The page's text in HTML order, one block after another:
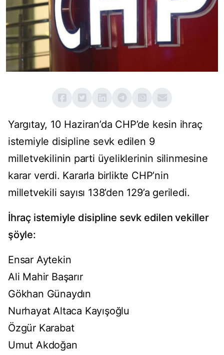
Yargıtay, 10 Haziran’da CHP’de kesin ihraç
istemiyle disipline sevk edilen 9
milletvekilinin parti üyeliklerinin silinmesine
karar verdi. Kararla birlikte CHP’nin
milletvekili sayısı 138’den 129’a geriledi.
İhraç istemiyle disipline sevk edilen vekiller
şöyle:
Ensar Aytekin
Ali Mahir Başarır
Gökhan Günaydın
Nurhayat Altaca Kayışoğlu
Özgür Karabat
Umut Akdoğan